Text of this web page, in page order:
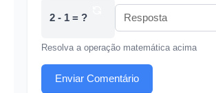
2 - 1 = ?
Resolva a operação matemática acima
Enviar Comentário